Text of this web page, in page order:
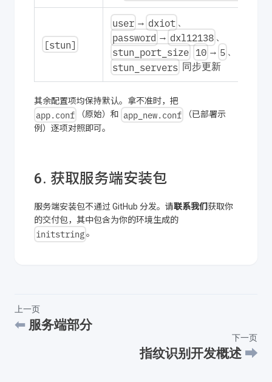
[stun]
user → dxiot 、
password → dxl12138 、
stun_port_size 10 → 5 、
stun_servers 同步更新
其余配置项均保持默认。拿不准时，把
app.conf （原始）和 app_new.conf
（已部署示
例）逐项对照即可。
6. 获取服务端安装包
服务端安装包不通过 GitHub 分发。请联系我们获取你
的交付包，其中包含为你的环境生成的
initstring 。
上一页
服务端部分
下一页
指纹识别开发概述